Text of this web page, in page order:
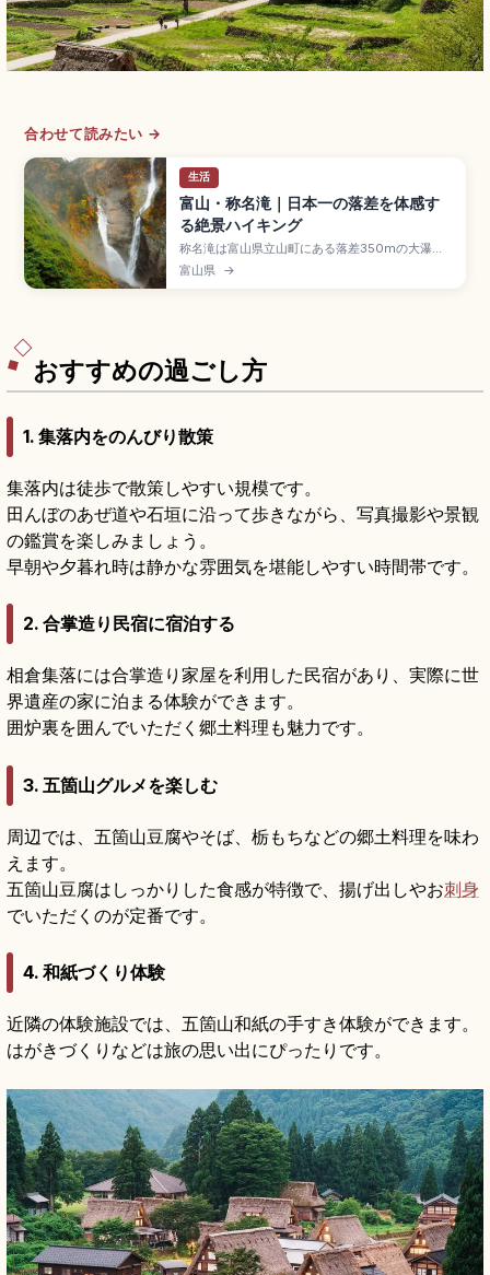
合わせて読みたい →
生活
富山・称名滝｜日本一の落差を体感す
る絶景ハイキング
称名滝は富山県立山町にある落差350mの大瀑布
で、国の名勝・天然記念物に指定された立山連峰
の絶景スポット。雪解けの春や雨の後は隣にハン
富山県 →
おすすめの過ごし方
1. 集落内をのんびり散策
集落内は徒歩で散策しやすい規模です。
田んぼのあぜ道や石垣に沿って歩きながら、写真撮影や景観
の鑑賞を楽しみましょう。
早朝や夕暮れ時は静かな雰囲気を堪能しやすい時間帯です。
2. 合掌造り民宿に宿泊する
相倉集落には合掌造り家屋を利用した民宿があり、実際に世
界遺産の家に泊まる体験ができます。
囲炉裏を囲んでいただく郷土料理も魅力です。
3. 五箇山グルメを楽しむ
周辺では、五箇山豆腐やそば、栃もちなどの郷土料理を味わ
えます。
五箇山豆腐はしっかりした食感が特徴で、揚げ出しやお刺身
でいただくのが定番です。
4. 和紙づくり体験
近隣の体験施設では、五箇山和紙の手すき体験ができます。
はがきづくりなどは旅の思い出にぴったりです。